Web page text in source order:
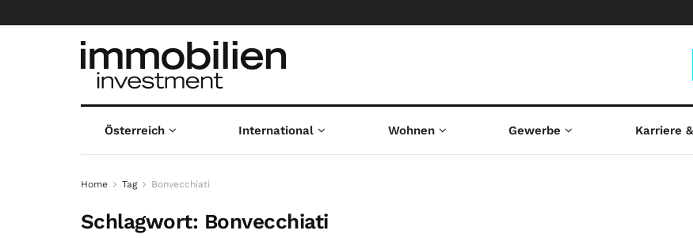
Österreich International Wohnen Gewerbe Karriere
Home Tag Bonvecchiati
Schlagwort: Bonvecchiati